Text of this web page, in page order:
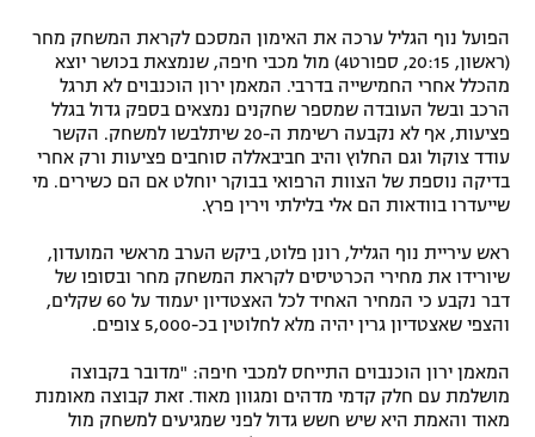
תקנון עבור פעילות ספורט 1 – "מרלן"
גיימינג E-Sports
תנאי שימוש
מדיניות פרטיות
תקנון פעילות ספורט 1
רשיון להקרנה פומבית לבית עסק
הצטרפות לחבילת הערוצים
בייסבול MLB
ספורט אתגרי ואקסטרים
אומנויות לחימה
גיימינג E-Sports
הפועל נוף הגליל ערכה את האימון המסכם לקראת המשחק מחר
(ראשון, 20:15, ספורט4) מול מכבי חיפה, שנמצאת בכושר יוצא
מהכלל אחרי החמישייה בדרבי. המאמן ירון הוכנבוים לא תרגל
הרכב ובשל העובדה שמספר שחקנים נמצאים בספק גדול בגלל
פציעות, אף לא נקבעה רשימת ה-20 שיתלבשו למשחק. הקשר
עודד צוקול וגם החלוץ והיב חביבאללה סוחבים פציעות ורק אחרי
בדיקה נוספת של הצוות הרפואי בבוקר יוחלט אם הם כשירים. מי
שייעדרו בוודאות הם אלי בלילתי וירין פרץ.
ראש עיריית נוף הגליל, רונן פלוט, ביקש הערב מראשי המועדון,
שיורידו את מחירי הכרטיסים לקראת המשחק מחר ובסופו של
דבר נקבע כי המחיר האחיד לכל האצטדיון יעמוד על 60 שקלים,
והצפי שאצטדיון גרין יהיה מלא לחלוטין בכ-5,000 צופים.
המאמן ירון הוכנבוים התייחס למכבי חיפה: "מדובר בקבוצה
מושלמת עם חלק קדמי מדהים ומגוון מאוד. זאת קבוצה מאומנת
מאוד והאמת היא שיש חשש גדול לפני שמגיעים למשחק מול